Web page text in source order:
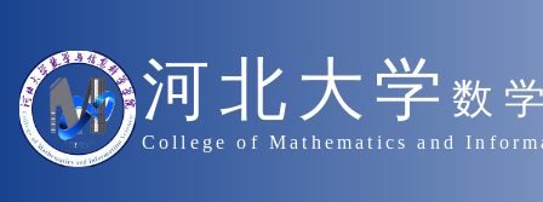
河北大学 数
College of Mathematics and